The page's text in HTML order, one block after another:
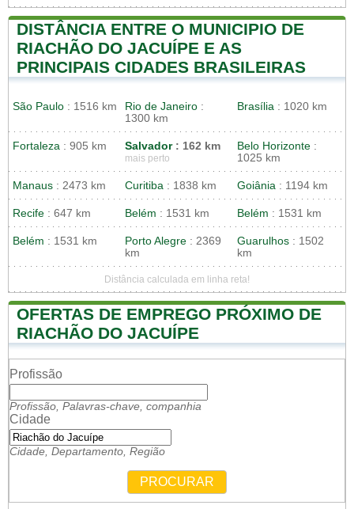
DISTÂNCIA ENTRE O MUNICIPIO DE
RIACHÃO DO JACUÍPE E AS
PRINCIPAIS CIDADES BRASILEIRAS
São Paulo : 1516 km Rio de Janeiro :
1300 km
Brasília : 1020 km
Fortaleza : 905 km Salvador: 162 km
mais perto
Belo Horizonte :
1025 km
Manaus : 2473 km Curitiba : 1838 km Goiânia : 1194 km
Recife : 647 km Belém : 1531 km Belém : 1531 km
Belém : 1531 km Porto Alegre : 2369
km
Guarulhos : 1502
km
Distância calculada em linha reta!
OFERTAS DE EMPREGO PRÓXIMO DE
RIACHÃO DO JACUÍPE
Profissão
Profissão, Palavras-chave, companhia
Cidade
Cidade, Departamento, Região
PROCURAR